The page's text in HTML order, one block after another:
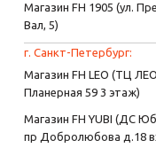
Магазин FH 1905 (ул.
Вал, 5)
г. Санкт-Петербург:
Магазин FH LEO (ТЦ
Планерная 59 3 этаж)
Магазин FH YUBI (ДС
пр Добролюбова д.18